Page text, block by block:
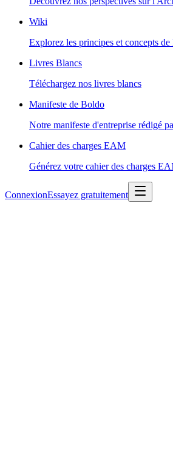
Wiki
Explorez les principes et concepts
Livres Blancs
Téléchargez nos livres blancs
Manifeste de Boldo
Notre manifeste d'entreprise rédigé
Cahier des charges EAM
Générez votre cahier des charges
ConnexionEssayez gratuitement